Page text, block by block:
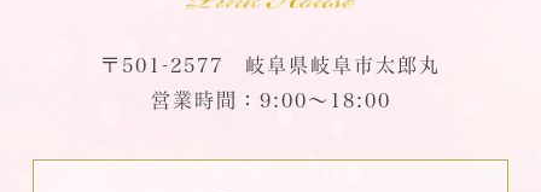
〒501-2577 岐阜県岐阜市太郎丸
営業時間：9:00～18:00